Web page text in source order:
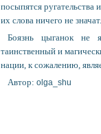
посыпятся ругательства
их слова ничего не значат.
Боязнь цыганок не
таинственный и
нации, к сожалению,
Автор: olga_shu